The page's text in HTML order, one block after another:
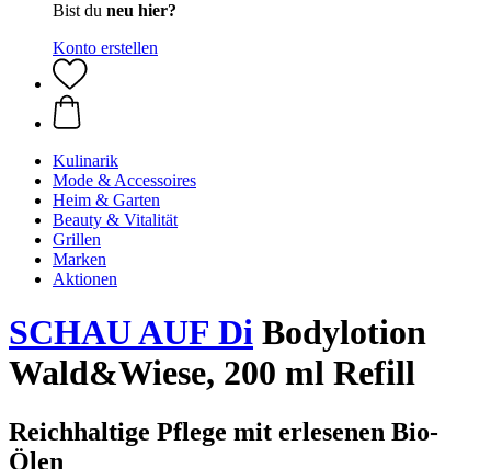
Bist du neu hier?
Konto erstellen
Kulinarik
Mode & Accessoires
Heim & Garten
Beauty & Vitalität
Grillen
Marken
Aktionen
SCHAU AUF Di Bodylotion
Wald&Wiese, 200 ml Refill
Reichhaltige Pflege mit erlesenen Bio-
Ölen